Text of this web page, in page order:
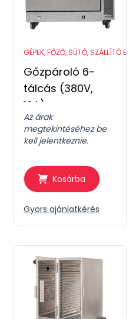
GÉPEK, FŐZŐ, SÜTŐ, SZÁLLÍTÓ
Gőzpároló 6-
tálcás (380V,
16A)
Az árak
megtekintéséhez be
kell jelentkeznie.
Kosárba
Gyors ajánlatkérés